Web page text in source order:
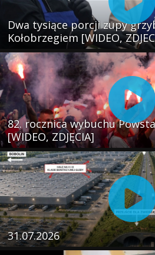
Dwa tysiące porcji zupy
Kołobrzegiem [WIDEO,
82. rocznica wybuchu
[WIDEO, ZDJĘCIA]
31.07.2026